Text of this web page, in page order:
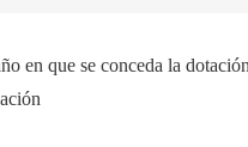
en que se conceda la